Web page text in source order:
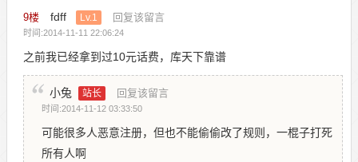
9楼 fdff Lv.1 回复该留言
时间:2014-11-11 22:06:24
之前我已经拿到过10元话费，库天下靠谱
小兔 站长 回复该留言
时间:2014-11-12 03:33:50
可能很多人恶意注册，但也不能偷偷改了规则，一棍子打死
所有人啊